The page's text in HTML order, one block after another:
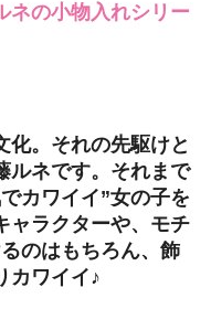
ネの小物入れシリー
化。それの先駆けと
ルネです。それまで
カワイイ”女の子を
ャラクターや、モチ
のはもちろん、飾
カワイイ♪